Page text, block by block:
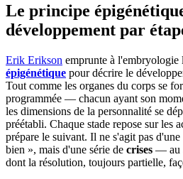
Le principe
développement par
Erik Erikson emprunte à l'embryologie
épigénétique pour décrire le
Tout comme les organes du corps se
programmée — chacun ayant son
les dimensions de la personnalité se
préétabli. Chaque stade repose sur les
prépare le suivant. Il ne s'agit pas
bien », mais d'une série de crises — au
dont la résolution, toujours partielle,